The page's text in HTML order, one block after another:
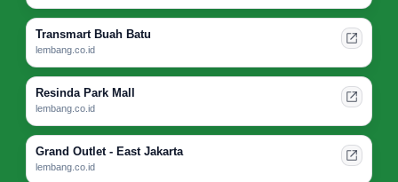
Transmart Buah Batu
lembang.co.id
Resinda Park Mall
lembang.co.id
Grand Outlet - East Jakarta
lembang.co.id